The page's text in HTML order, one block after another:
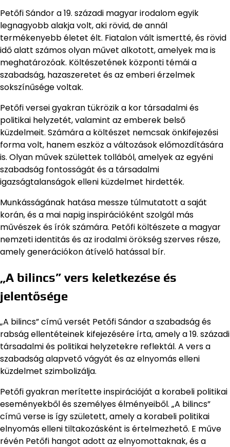
Petőfi Sándor a 19. századi magyar irodalom egyik
legnagyobb alakja volt, aki rövid, de annál
termékenyebb életet élt. Fiatalon vált ismertté, és rövid
idő alatt számos olyan művet alkotott, amelyek ma is
meghatározóak. Költészetének központi témái a
szabadság, hazaszeretet és az emberi érzelmek
sokszínűsége voltak.
Petőfi versei gyakran tükrözik a kor társadalmi és
politikai helyzetét, valamint az emberek belső
küzdelmeit. Számára a költészet nemcsak önkifejezési
forma volt, hanem eszköz a változások előmozdítására
is. Olyan művek születtek tollából, amelyek az egyéni
szabadság fontosságát és a társadalmi
igazságtalanságok elleni küzdelmet hirdették.
Munkásságának hatása messze túlmutatott a saját
korán, és a mai napig inspirációként szolgál más
művészek és írók számára. Petőfi költészete a magyar
nemzeti identitás és az irodalmi örökség szerves része,
amely generációkon átívelő hatással bír.
„A bilincs” vers keletkezése és
jelentősége
„A bilincs” című versét Petőfi Sándor a szabadság és
rabság ellentéteinek kifejezésére írta, amely a 19. századi
társadalmi és politikai helyzetekre reflektál. A vers a
szabadság alapvető vágyát és az elnyomás elleni
küzdelmet szimbolizálja.
Petőfi gyakran merítette inspirációját a korabeli politikai
eseményekből és személyes élményeiből. „A bilincs”
című verse is így született, amely a korabeli politikai
elnyomás elleni tiltakozásként is értelmezhető. E műve
révén Petőfi hangot adott az elnyomottaknak, és a